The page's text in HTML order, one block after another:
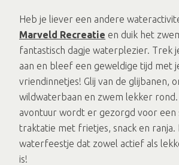
Heb je liever een andere
Marveld Recreatie en duik het
fantastisch dagje waterplezier. Trek
aan en bleef een geweldige tijd met
vriendinnetjes! Glij van de glijbanen,
wildwaterbaan en zwem lekker rond.
avontuur wordt er gezorgd voor een
traktatie met frietjes, snack en ranja.
waterfeestje dat zowel actief als
is!